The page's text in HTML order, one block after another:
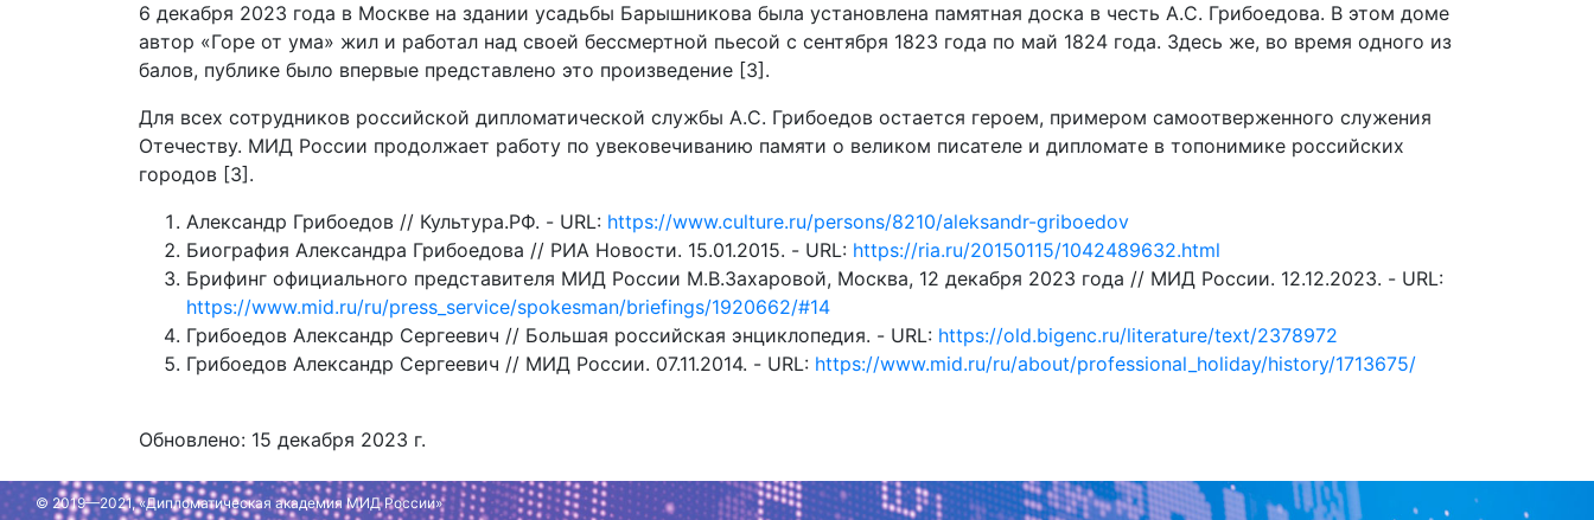
6 декабря 2023 года в Москве на здании усадьбы Барышникова была установлена памятная доска в честь А.С. Грибоедова. В этом доме
автор «Горе от ума» жил и работал над своей бессмертной пьесой с сентября 1823 года по май 1824 года. Здесь же, во время одного из
балов, публике было впервые представлено это произведение [3].
Для всех сотрудников российской дипломатической службы А.С. Грибоедов остается героем, примером самоотверженного служения
Отечеству. МИД России продолжает работу по увековечиванию памяти о великом писателе и дипломате в топонимике российских
городов [3].
Александр Грибоедов // Культура.РФ. - URL: https://www.culture.ru/persons/8210/aleksandr-griboedov
Биография Александра Грибоедова // РИА Новости. 15.01.2015. - URL: https://ria.ru/20150115/1042489632.html
Брифинг официального представителя МИД России М.В.Захаровой, Москва, 12 декабря 2023 года // МИД России. 12.12.2023. - URL:
https://www.mid.ru/ru/press_service/spokesman/briefings/1920662/#14
Грибоедов Александр Сергеевич // Большая российская энциклопедия. - URL: https://old.bigenc.ru/literature/text/2378972
Грибоедов Александр Сергеевич // МИД России. 07.11.2014. - URL: https://www.mid.ru/ru/about/professional_holiday/history/1713675/
Обновлено: 15 декабря 2023 г.
© 2019—2021, «Дипломатическая академия МИД России»